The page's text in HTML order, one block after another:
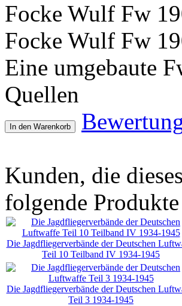
Focke Wulf Fw
Focke Wulf Fw
Eine umgebaute
Quellen
In den Warenkorb
Kunden, die
folgende
Die Jagdfliegerverbände der Deutschen
Teil 10 Teilband IV 1934-1945
Die Jagdfliegerverbände der Deutschen
Teil 3 1934-1945